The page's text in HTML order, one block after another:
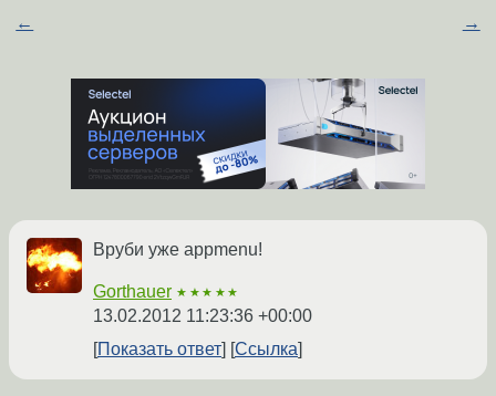
← →
Вруби уже appmenu!
Gorthauer ★★★★★
13.02.2012 11:23:36 +00:00
Показать ответ
Ссылка